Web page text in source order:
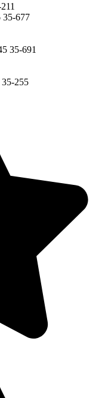
35-677
35-691
35-255